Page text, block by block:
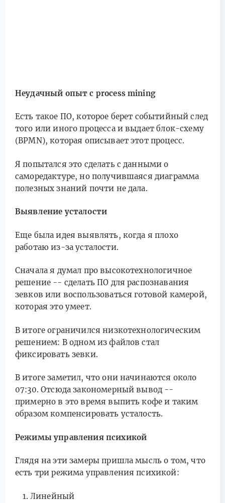
Неудачный опыт с process mining
Есть такое ПО, которое берет событийный след
того или иного процесса и выдает блок-схему
(BPMN), которая описывает этот процесс.
Я попытался это сделать с данными о
саморедактуре, но получившаяся диаграмма
полезных знаний почти не дала.
Выявление усталости
Еще была идея выявлять, когда я плохо
работаю из-за усталости.
Сначала я думал про высокотехнологичное
решение -- сделать ПО для распознавания
зевков или воспользоваться готовой камерой,
которая это умеет.
В итоге ограничился низкотехнологическим
решением: В одном из файлов стал
фиксировать зевки.
В итоге заметил, что они начинаются около
07:30. Отсюда закономерный вывод --
примерно в это время выпить кофе и таким
образом компенсировать усталость.
Режимы управления психикой
Глядя на эти замеры пришла мысль о том, что
есть три режима управления психикой:
Линейный